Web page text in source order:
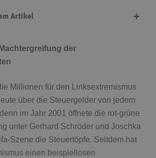
Artikel
der
Millionen für den Linksextremismus
über die Steuergelder von jedem
im Jahr 2001 öffnete die rot-grüne
unter Gerhard Schröder und Joschka
Szene die Steuertöpfe. Seitdem hat
einen beispiellosen